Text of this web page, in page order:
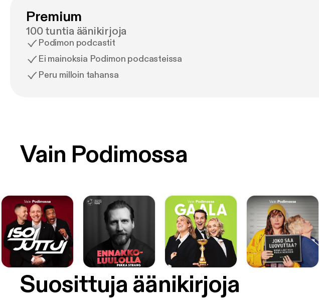
Premium
100 tuntia äänikirjoja
Podimon podcastit
Ei mainoksia Podimon podcasteissa
Peru milloin tahansa
Vain Podimossa
Suosittuja äänikirjoja